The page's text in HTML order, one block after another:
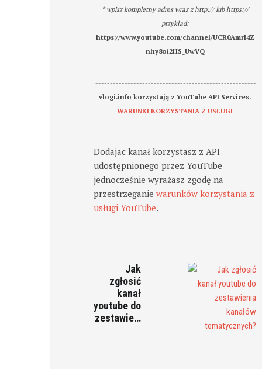
* wpisz kompletny adres wraz z http:// lub https://
przykład:
https://www.youtube.com/channel/UCR0AmrI4Z
nhy8oi2HS_UwVQ
-------------------------------------------------------
vlogi.info korzystają z YouTube API Services.
WARUNKI KORZYSTANIA Z USŁUGI
Dodajac kanał korzystasz z API
udostępnionego przez YouTube
jednocześnie wyrażasz zgodę na
przestrzeganiewarunków korzystania z
usługi YouTube.
Jak
zgłosić
kanał
youtube do
zestawie…